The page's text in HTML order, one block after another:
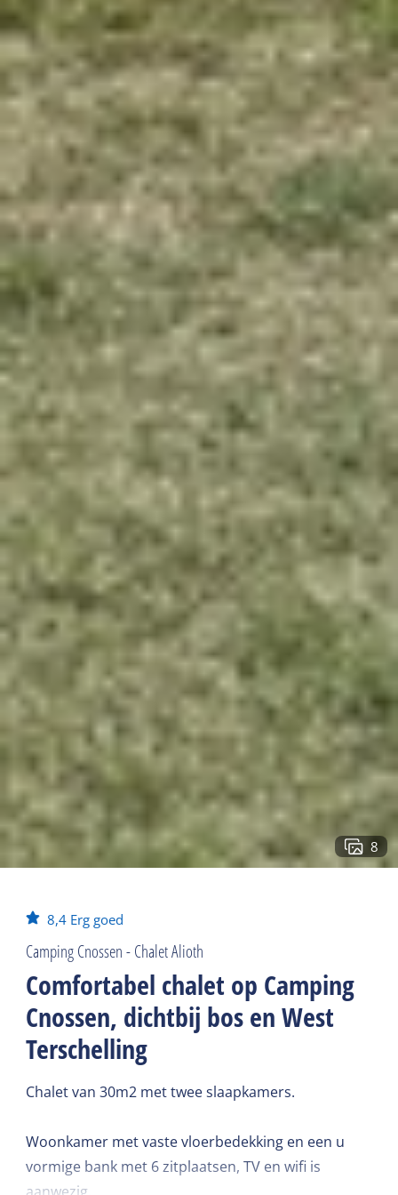
8
8,4 Erg goed
Camping Cnossen - Chalet Alioth
Comfortabel chalet op Camping
Cnossen, dichtbij bos en West
Terschelling
Chalet van 30m2 met twee slaapkamers.
Woonkamer met vaste vloerbedekking en een u
vormige bank met 6 zitplaatsen, TV en wifi is